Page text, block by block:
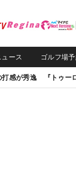
ース ゴルフ場
打感が秀逸 『トゥー